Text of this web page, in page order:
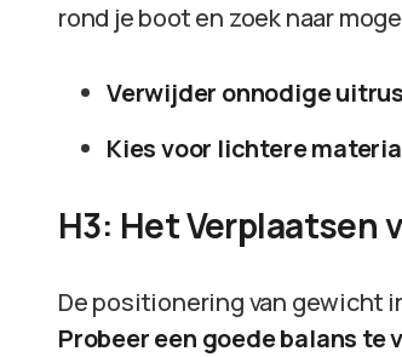
rond je boot en zoek naar
Verwijder onnodige
Kies voor lichtere
H3: Het Verplaatsen
De positionering van gewicht
Probeer een goede balans